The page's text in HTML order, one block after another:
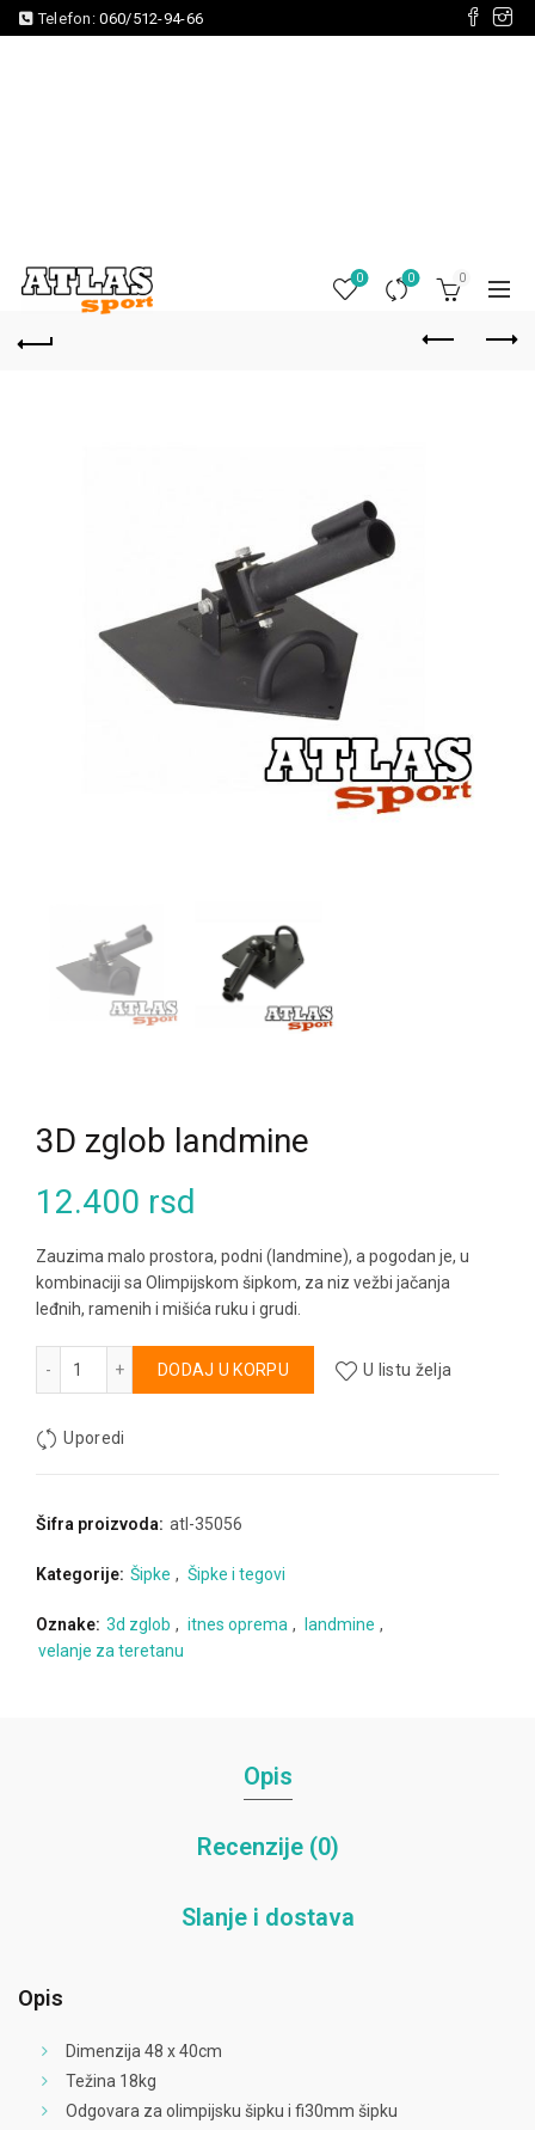
Telefon:060/512-94-66
0 0 0
3D zglob landmine
12.400 rsd
Zauzima malo prostora, podni (landmine), a pogodan je, u
kombinaciji sa Olimpijskom šipkom, za niz vežbi jačanja
leđnih, ramenih i mišića ruku i grudi.
DODAJ U KORPU
Alternative:
U listu želja
Uporedi
Šifra proizvoda: atl-35056
Kategorije: Šipke , Šipke i tegovi
Oznake: 3d zglob , itnes oprema , landmine ,
velanje za teretanu
Opis
Recenzije (0)
Slanje i dostava
Opis
Dimenzija 48 x 40cm
Težina 18kg
Odgovara za olimpijsku šipku i fi30mm šipku